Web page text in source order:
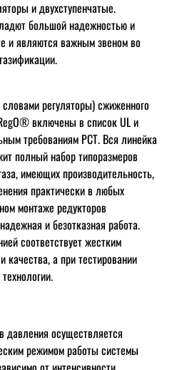
и двухступенчатые.
большой надежностью и
и являются важным звеном во
регуляторы) сжиженного
включены в список UL и
требованиям РСТ. Вся линейка
полный набор типоразмеров
имеющих производительность,
практически в любых
монтаже редукторов
и безотказная работа.
соответствует жестким
качества, а при тестировании
давления осуществляется
режимом работы системы